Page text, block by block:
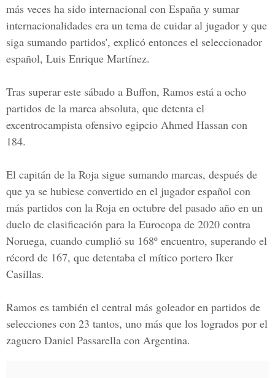
más veces ha sido internacional con España y sumar
internacionalidades era un tema de cuidar al jugador y que
siga sumando partidos', explicó entonces el seleccionador
español, Luis Enrique Martínez.
Tras superar este sábado a Buffon, Ramos está a ocho
partidos de la marca absoluta, que detenta el
excentrocampista ofensivo egipcio Ahmed Hassan con
184.
El capitán de la Roja sigue sumando marcas, después de
que ya se hubiese convertido en el jugador español con
más partidos con la Roja en octubre del pasado año en un
duelo de clasificación para la Eurocopa de 2020 contra
Noruega, cuando cumplió su 168º encuentro, superando el
récord de 167, que detentaba el mítico portero Iker
Casillas.
Ramos es también el central más goleador en partidos de
selecciones con 23 tantos, uno más que los logrados por el
zaguero Daniel Passarella con Argentina.